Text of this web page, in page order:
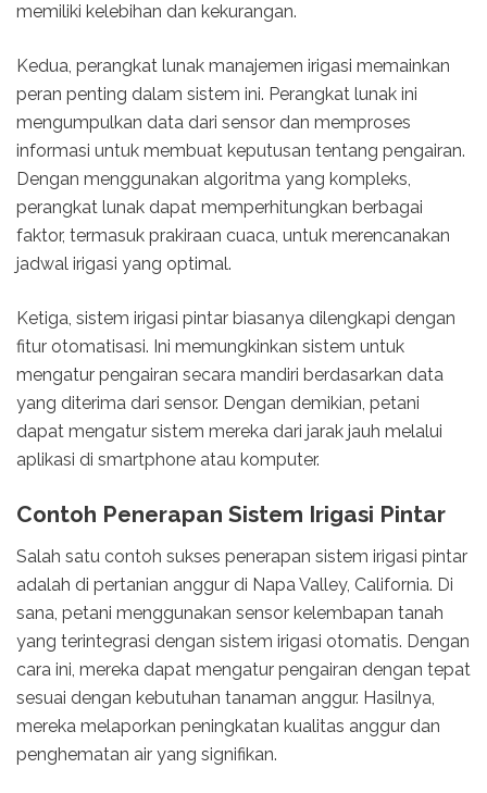
memiliki kelebihan dan kekurangan.
Kedua, perangkat lunak manajemen irigasi memainkan
peran penting dalam sistem ini. Perangkat lunak ini
mengumpulkan data dari sensor dan memproses
informasi untuk membuat keputusan tentang pengairan.
Dengan menggunakan algoritma yang kompleks,
perangkat lunak dapat memperhitungkan berbagai
faktor, termasuk prakiraan cuaca, untuk merencanakan
jadwal irigasi yang optimal.
Ketiga, sistem irigasi pintar biasanya dilengkapi dengan
fitur otomatisasi. Ini memungkinkan sistem untuk
mengatur pengairan secara mandiri berdasarkan data
yang diterima dari sensor. Dengan demikian, petani
dapat mengatur sistem mereka dari jarak jauh melalui
aplikasi di smartphone atau komputer.
Contoh Penerapan Sistem Irigasi Pintar
Salah satu contoh sukses penerapan sistem irigasi pintar
adalah di pertanian anggur di Napa Valley, California. Di
sana, petani menggunakan sensor kelembapan tanah
yang terintegrasi dengan sistem irigasi otomatis. Dengan
cara ini, mereka dapat mengatur pengairan dengan tepat
sesuai dengan kebutuhan tanaman anggur. Hasilnya,
mereka melaporkan peningkatan kualitas anggur dan
penghematan air yang signifikan.